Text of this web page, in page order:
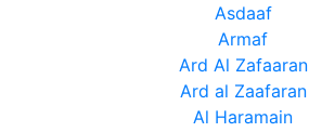
Asdaaf
Armaf
Ard Al Zafaaran
Ard al Zaafaran
Al Haramain